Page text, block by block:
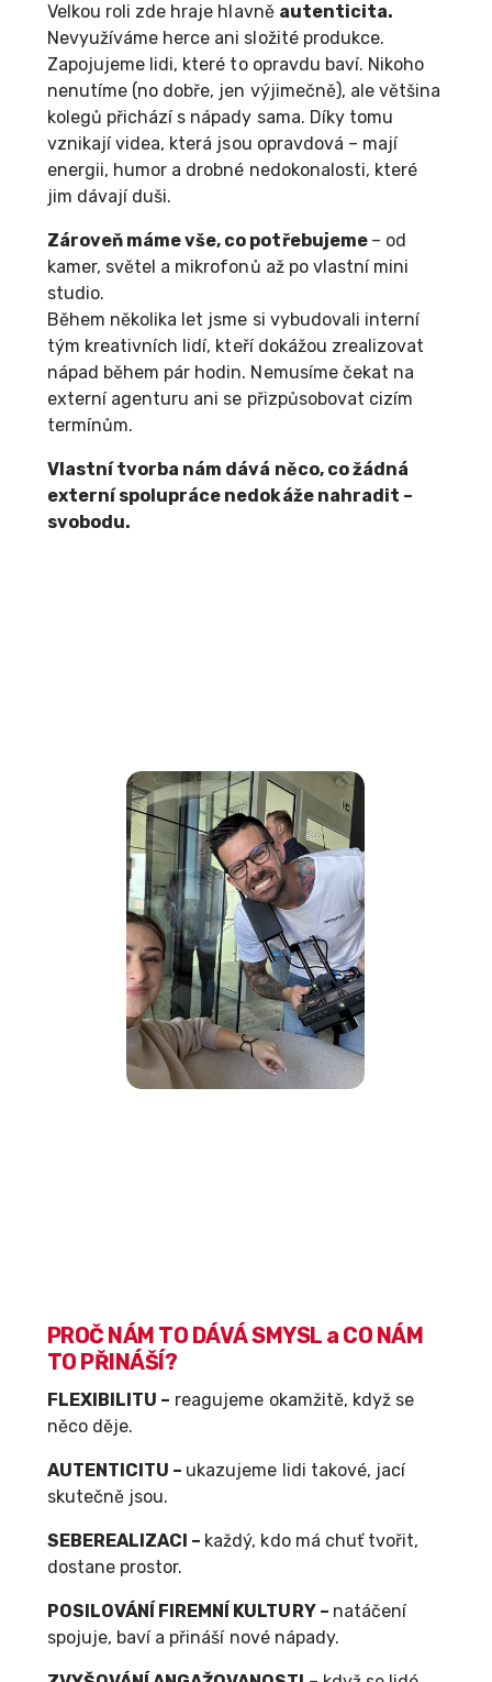
Velkou roli zde hraje hlavně autenticita.
Nevyužíváme herce ani složité produkce.
Zapojujeme lidi, které to opravdu baví. Nikoho
nenutíme (no dobře, jen výjimečně), ale většina
kolegů přichází s nápady sama. Díky tomu
vznikají videa, která jsou opravdová – mají
energii, humor a drobné nedokonalosti, které
jim dávají duši.
Zároveň máme vše, co potřebujeme – od
kamer, světel a mikrofonů až po vlastní mini
studio.
Během několika let jsme si vybudovali interní
tým kreativních lidí, kteří dokážou zrealizovat
nápad během pár hodin. Nemusíme čekat na
externí agenturu ani se přizpůsobovat cizím
termínům.
Vlastní tvorba nám dává něco, co žádná
externí spolupráce nedokáže nahradit –
svobodu.
PROČ NÁM TO DÁVÁ SMYSL a CO NÁM
TO PŘINÁŠÍ?
FLEXIBILITU – reagujeme okamžitě, když se
něco děje.
AUTENTICITU – ukazujeme lidi takové, jací
skutečně jsou.
SEBEREALIZACI – každý, kdo má chuť tvořit,
dostane prostor.
POSILOVÁNÍ FIREMNÍ KULTURY – natáčení
spojuje, baví a přináší nové nápady.